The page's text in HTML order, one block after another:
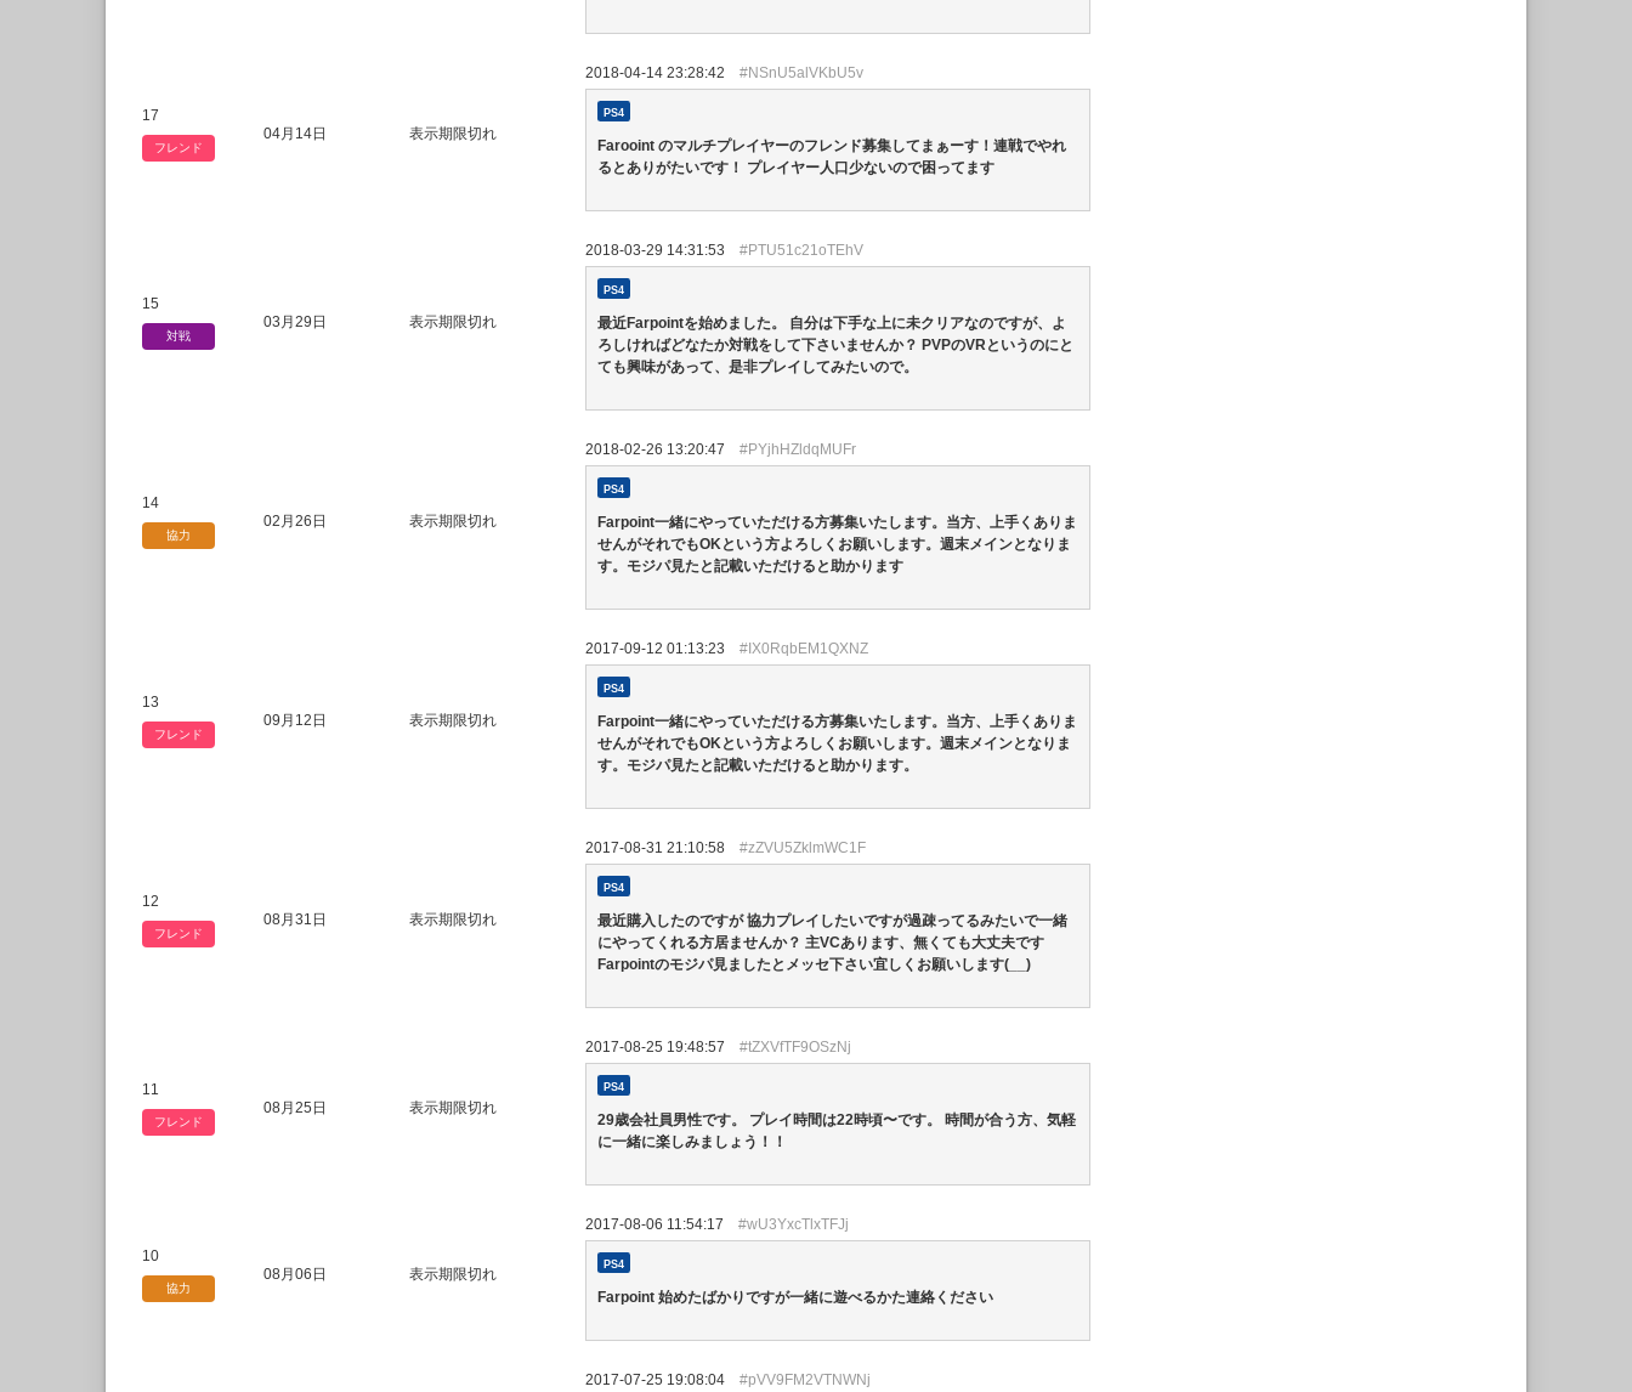
17
フレンド
04月14日 表示期限切れ
2018-04-14 23:28:42 #NSnU5alVKbU5v
PS4
Farooint のマルチプレイヤーのフレンド募集してまぁーす！連戦でやれ
るとありがたいです！ プレイヤー人口少ないので困ってます
15
対戦
03月29日 表示期限切れ
2018-03-29 14:31:53 #PTU51c21oTEhV
PS4
最近Farpointを始めました。 自分は下手な上に未クリアなのですが、よ
ろしければどなたか対戦をして下さいませんか？ PVPのVRというのにと
ても興味があって、是非プレイしてみたいので。
14
協力
02月26日 表示期限切れ
2018-02-26 13:20:47 #PYjhHZldqMUFr
PS4
Farpoint一緒にやっていただける方募集いたします。当方、上手くありま
せんがそれでもOKという方よろしくお願いします。週末メインとなりま
す。モジパ見たと記載いただけると助かります
13
フレンド
09月12日 表示期限切れ
2017-09-12 01:13:23 #IX0RqbEM1QXNZ
PS4
Farpoint一緒にやっていただける方募集いたします。当方、上手くありま
せんがそれでもOKという方よろしくお願いします。週末メインとなりま
す。モジパ見たと記載いただけると助かります。
12
フレンド
08月31日 表示期限切れ
2017-08-31 21:10:58 #zZVU5ZklmWC1F
PS4
最近購入したのですが 協力プレイしたいですが過疎ってるみたいで一緒
にやってくれる方居ませんか？ 主VCあります、無くても大丈夫です
Farpointのモジパ見ましたとメッセ下さい宜しくお願いします(__)
11
フレンド
08月25日 表示期限切れ
2017-08-25 19:48:57 #tZXVfTF9OSzNj
PS4
29歳会社員男性です。 プレイ時間は22時頃〜です。 時間が合う方、気軽
に一緒に楽しみましょう！！
10
協力
08月06日 表示期限切れ
2017-08-06 11:54:17 #wU3YxcTlxTFJj
PS4
Farpoint 始めたばかりですが一緒に遊べるかた連絡ください
2017-07-25 19:08:04 #pVV9FM2VTNWNj